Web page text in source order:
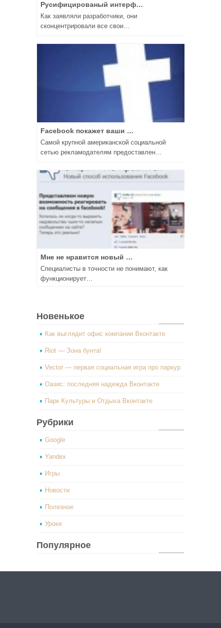
Русифицированый интерф…
Как заявляли разработчики, они
сконцентрировали все свои…
Facebook покажет ваши …
Самой крупной американской социальной
сетью рекламодателям предоставлен…
Мне не нравится новый …
Специалисты в точности не понимают, как
функционирует…
Новенькое
Как выглядит офис компании Вконтакте
Riot — Зона бунта!
Vector — первая социальная игра про паркур
Оазис: последняя надежда Вконтакте
Парк Культуры и Отдыха Вконтакте
Рубрики
Google
Yandex
Игры
Новости
Полезное
Уроки
Популярное